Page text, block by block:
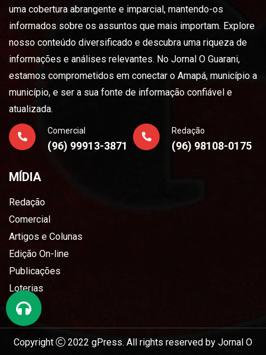
uma cobertura abrangente e imparcial, mantendo-os
informados sobre os assuntos que mais importam. Explore
nosso conteúdo diversificado e descubra uma riqueza de
informações e análises relevantes. No Jornal O Guarani,
estamos comprometidos em conectar o Amapá, município a
município, e ser a sua fonte de informação confiável e
atualizada.
Comercial
(96) 99913-3871
Redação
(96) 98108-0175
MÍDIA
Redação
Comercial
Artigos e Colunas
Edição On-line
Publicações
Loterias
Copyright 2022 gPress. All rights reserved by Jornal O